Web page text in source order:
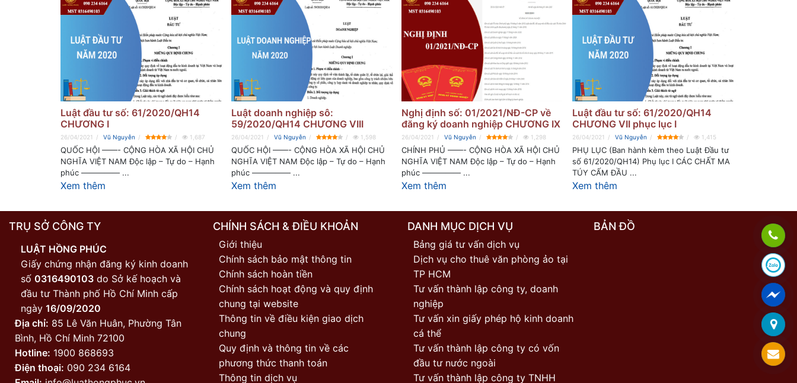
Luật đầu tư số: 61/2020/QH14
CHƯƠNG I
26/04/2021 Vũ Nguyễn 1,687
QUỐC HỘI ——- CỘNG HÒA XÃ HỘI CHỦ
NGHĨA VIỆT NAM Độc lập – Tự do – Hạnh
phúc ————— ...
Xem thêm
Luật doanh nghiệp sô:
59/2020/QH14 CHƯƠNG VIII
26/04/2021 Vũ Nguyễn 1,598
QUỐC HỘI ——- CỘNG HÒA XÃ HỘI CHỦ
NGHĨA VIỆT NAM Độc lập – Tự do – Hạnh
phúc ————— ...
Xem thêm
Nghị định số: 01/2021/NĐ-CP về
đăng ký doanh nghiệp CHƯƠNG IX
26/04/2021 Vũ Nguyễn 1,298
CHÍNH PHỦ ——- CỘNG HÒA XÃ HỘI CHỦ
NGHĨA VIỆT NAM Độc lập – Tự do – Hạnh
phúc ————— ...
Xem thêm
Luật đầu tư số: 61/2020/QH14
CHƯƠNG VII phục lục I
26/04/2021 Vũ Nguyễn 1,415
PHỤ LỤC (Ban hành kèm theo Luật Đầu tư
số 61/2020/QH14) Phụ lục I CÁC CHẤT MA
TÚY CẤM ĐẦU ...
Xem thêm
TRỤ SỞ CÔNG TY
LUẬT HỒNG PHÚC
Giấy chứng nhận đăng ký kinh doanh
số 0316490103 do Sở kế hoạch và
đầu tư Thành phố Hồ Chí Minh cấp
ngày 16/09/2020
Địa chỉ: 85 Lê Văn Huân, Phường Tân
Bình, Hồ Chí Minh 72100
Hotline: 1900 868693
Điện thoại: 090 234 6164
CHÍNH SÁCH & ĐIỀU KHOẢN
Giới thiệu
Chính sách bảo mật thông tin
Chính sách hoàn tiền
Chính sách hoạt động và quy định
chung tại website
Thông tin về điều kiện giao dịch
chung
Quy định và thông tin về các
phương thức thanh toán
Thông tin dịch vụ
DANH MỤC DỊCH VỤ
Bảng giá tư vấn dịch vụ
Dịch vụ cho thuê văn phòng ảo tại
TP HCM
Tư vấn thành lập công ty, doanh
nghiệp
Tư vấn xin giấy phép hộ kinh doanh
cá thể
Tư vấn thành lập công ty có vốn
đầu tư nước ngoài
Tư vấn thành lập công ty TNHH
BẢN ĐỒ